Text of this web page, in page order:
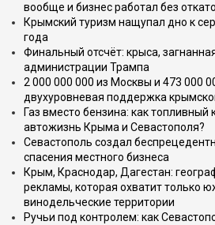
вообще и бизнес работал без
Крымский туризм нащупал дно к
года
Финальный отсчёт: крыса,
администрации Трампа
2 000 000 000 из Москвы и 473 000
двухуровневая поддержка
Газ вместо бензина: как топливный
автожизнь Крыма и Севастополя?
Севастополь создал
спасения местного бизнеса
Крым, Краснодар, Дагестан:
рекламы, которая охватит только
винодельческие территории
Ручьи под контролем: как